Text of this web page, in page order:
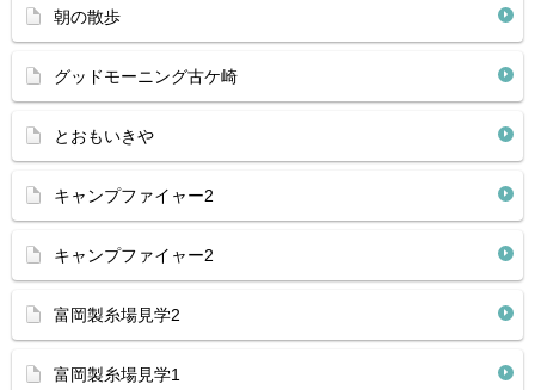
朝の散歩
グッドモーニング古ケ崎
とおもいきや
キャンプファイャー2
キャンプファイャー2
富岡製糸場見学2
富岡製糸場見学1